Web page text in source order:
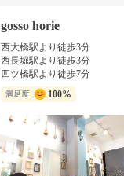
gosso horie
西大橋駅より徒歩3分
西長堀駅より徒歩3分
四ツ橋駅より徒歩7分
満足度 100%